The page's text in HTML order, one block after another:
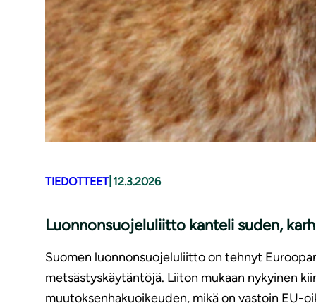
TIEDOTTEET| 12.3.2026
Luonnonsuojeluliitto kanteli suden,
Suomen luonnonsuojeluliitto on tehnyt
metsästyskäytäntöjä. Liiton mukaan nykyinen
muutoksenhakuoikeuden, mikä on vastoin EU-